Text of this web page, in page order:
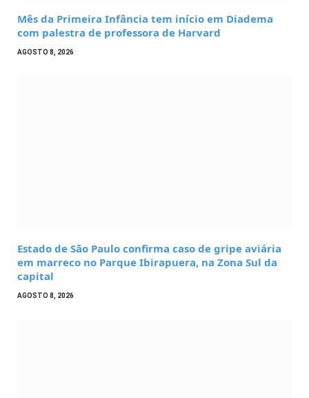
Mês da Primeira Infância tem início em Diadema
com palestra de professora de Harvard
AGOSTO 8, 2026
Estado de São Paulo confirma caso de gripe aviária
em marreco no Parque Ibirapuera, na Zona Sul da
capital
AGOSTO 8, 2026